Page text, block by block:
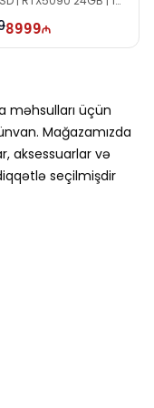
| Win11
8999
məhsulları üçün
Mağazamızda
aksessuarlar və
seçilmişdir